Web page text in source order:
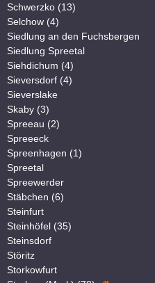
Schwerzko (13)
Selchow (4)
Siedlung an den Fuchsbergen
Siedlung Spreetal
Siehdichum (4)
Sieversdorf (4)
Sieverslake
Skaby (3)
Spreeau (2)
Spreeeck
Spreenhagen (1)
Spreetal
Spreewerder
Stäbchen (6)
Steinfurt
Steinhöfel (35)
Steinsdorf
Störitz
Storkowfurt